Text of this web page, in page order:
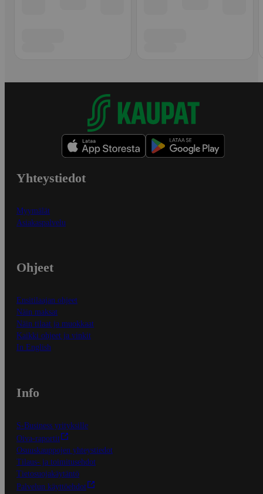
Yhteystiedot
Myymälät
Asiakaspalvelu
Ohjeet
Ensitilaajan ohjeet
Näin maksat
Näin tilaat ja muokkaat
Kaikki ohjeet ja vinkit
In English
Info
S-Business yrityksille
Oiva-raportit
Osuuskauppojen yhteystiedot
Tilaus- ja toimitusehdot
Tietosuojakäytäntö
Palvelun käyttöehdot